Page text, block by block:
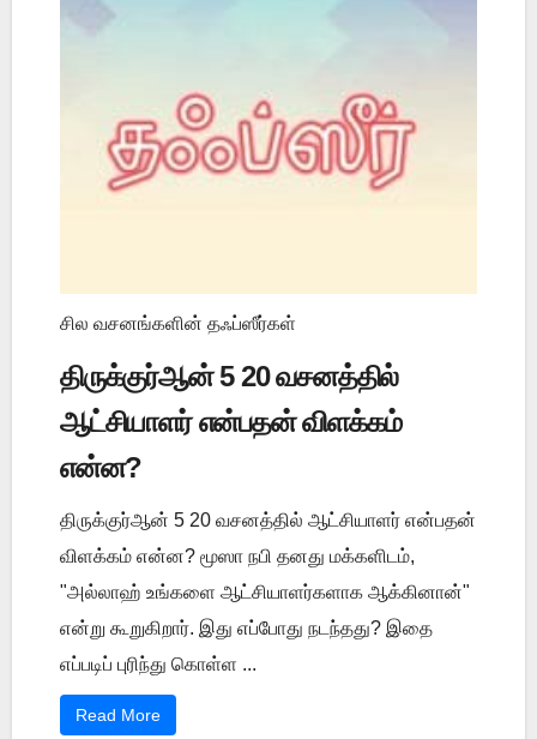
சில வசனங்களின் தஃப்ஸீர்கள்
திருக்குர்ஆன் 5 20 வசனத்தில்
ஆட்சியாளர் என்பதன் விளக்கம்
என்ன?
திருக்குர்ஆன் 5 20 வசனத்தில் ஆட்சியாளர் என்பதன்
விளக்கம் என்ன? மூஸா நபி தனது மக்களிடம்,
"அல்லாஹ் உங்களை ஆட்சியாளர்களாக ஆக்கினான்"
என்று கூறுகிறார். இது எப்போது நடந்தது? இதை
எப்படிப் புரிந்து கொள்ள ...
Read More